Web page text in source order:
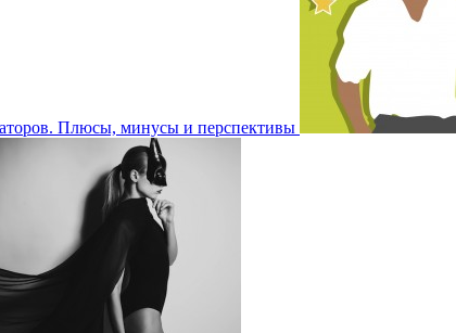
Плюсы, минусы и перспективы